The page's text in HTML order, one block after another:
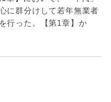
に群分けして若年無業者
行った。【第1章】か